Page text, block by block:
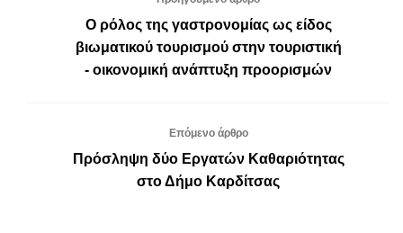
Ο ρόλος της γαστρονομίας ως είδος
βιωματικού τουρισμού στην τουριστική
- οικονομική ανάπτυξη προορισμών
Επόμενο άρθρο
Πρόσληψη δύο Εργατών Καθαριότητας
στο Δήμο Καρδίτσας